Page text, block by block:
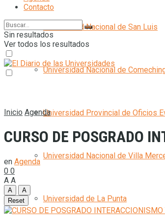
Universidad Nacional de San Luis
Universidad Nacional de
Universidad Provincial de Oficios
Universidad Nacional de Villa
Universidad de La Punta
Contacto
Sin resultados
Ver todos los resultados
Inicio Agenda
CURSO DE POSGRADO
en Agenda
0 0
A A
A
A
Reset